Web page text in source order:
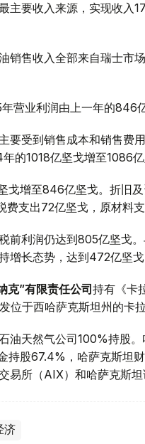
主要收入来源，实现收入
销售收入全部来自瑞士市
营业利润由上一年的846
要受到销售成本和销售费
的1018亿坚戈增至1086
戈增至846亿坚戈。折旧
支出72亿坚戈，原材料支
前利润仍达到805亿坚戈
增长态势，达到472亿坚戈
克”有限责任公司持有《卡
位于西哈萨克斯坦州的卡
油天然气公司100%持股
持股67.4%，哈萨克斯坦
易所（AIX）和哈萨克斯坦
济